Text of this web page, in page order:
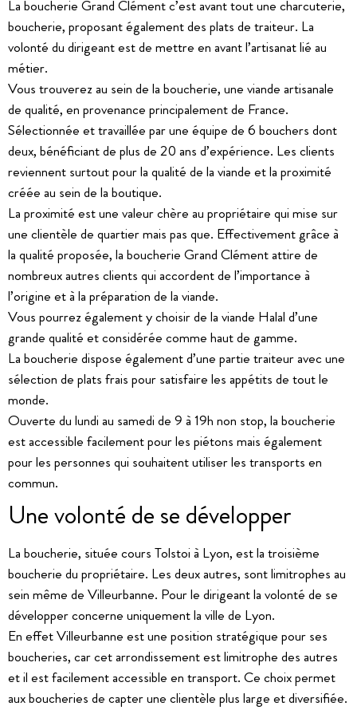
La boucherie Grand Clément c’est avant tout une charcuterie,
boucherie, proposant également des plats de traiteur. La
volonté du dirigeant est de mettre en avant l’artisanat lié au
métier.
Vous trouverez au sein de la boucherie, une viande artisanale
de qualité, en provenance principalement de France.
Sélectionnée et travaillée par une équipe de 6 bouchers dont
deux, bénéficiant de plus de 20 ans d’expérience. Les clients
reviennent surtout pour la qualité de la viande et la proximité
créée au sein de la boutique.
La proximité est une valeur chère au propriétaire qui mise sur
une clientèle de quartier mais pas que. Effectivement grâce à
la qualité proposée, la boucherie Grand Clément attire de
nombreux autres clients qui accordent de l’importance à
l’origine et à la préparation de la viande.
Vous pourrez également y choisir de la viande Halal d’une
grande qualité et considérée comme haut de gamme.
La boucherie dispose également d’une partie traiteur avec une
sélection de plats frais pour satisfaire les appétits de tout le
monde.
Ouverte du lundi au samedi de 9 à 19h non stop, la boucherie
est accessible facilement pour les piétons mais également
pour les personnes qui souhaitent utiliser les transports en
commun.
Une volonté de se développer
La boucherie, située cours Tolstoi à Lyon, est la troisième
boucherie du propriétaire. Les deux autres, sont limitrophes au
sein même de Villeurbanne. Pour le dirigeant la volonté de se
développer concerne uniquement la ville de Lyon.
En effet Villeurbanne est une position stratégique pour ses
boucheries, car cet arrondissement est limitrophe des autres
et il est facilement accessible en transport. Ce choix permet
aux boucheries de capter une clientèle plus large et diversifiée.